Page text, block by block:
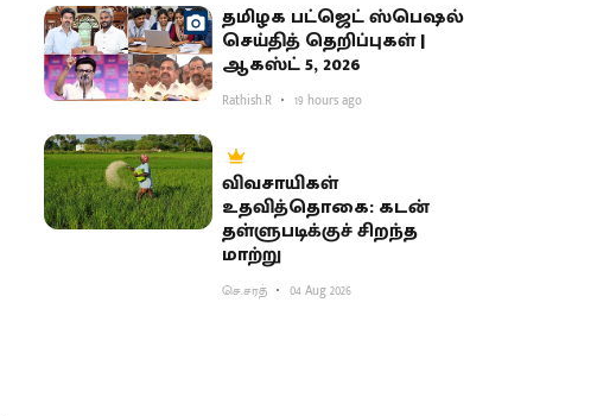
தமிழக பட்ஜெட் ஸ்பெஷல்
செய்தித் தெறிப்புகள் |
ஆகஸ்ட் 5, 2026
Rathish.R 19 hours ago
விவசாயிகள்
உதவித்தொகை: கடன்
தள்ளுபடிக்குச் சிறந்த
மாற்று
செ.சரத் 04 Aug 2026